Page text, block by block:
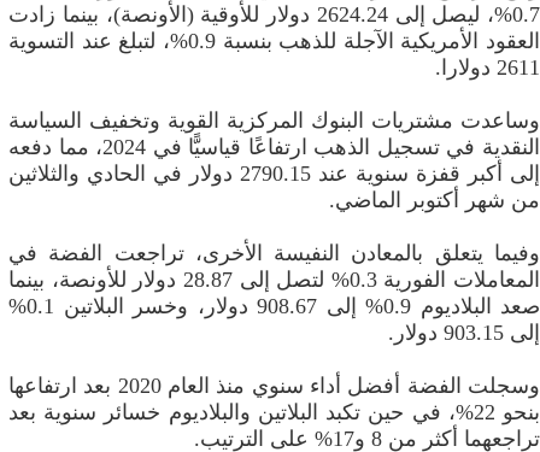
0.7%، ليصل إلى 2624.24 دولار للأوقية (الأونصة)، بينما زادت
العقود الأمريكية الآجلة للذهب بنسبة 0.9%، لتبلغ عند التسوية
2611 دولارا.
وساعدت مشتريات البنوك المركزية القوية وتخفيف السياسة
النقدية في تسجيل الذهب ارتفاعًا قياسيًّا في 2024، مما دفعه
إلى أكبر قفزة سنوية عند 2790.15 دولار في الحادي والثلاثين
من شهر أكتوبر الماضي.
وفيما يتعلق بالمعادن النفيسة الأخرى، تراجعت الفضة في
المعاملات الفورية 0.3% لتصل إلى 28.87 دولار للأونصة، بينما
صعد البلاديوم 0.9% إلى 908.67 دولار، وخسر البلاتين 0.1%
إلى 903.15 دولار.
وسجلت الفضة أفضل أداء سنوي منذ العام 2020 بعد ارتفاعها
بنحو 22%، في حين تكبد البلاتين والبلاديوم خسائر سنوية بعد
تراجعهما أكثر من 8 و17% على الترتيب.